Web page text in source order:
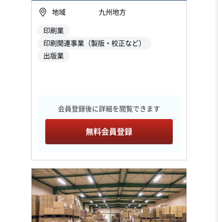
地域 九州地方
印刷業
印刷関連事業（製版・校正など）
出版業
会員登録後に詳細を閲覧できます
無料会員登録